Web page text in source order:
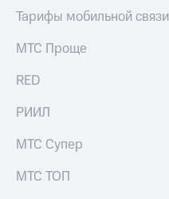
Описание
приобретения
облигаций
Описание
Тарифы мобильной связи
МТС Проще
RED
РИИЛ
МТС Супер
МТС ТОП